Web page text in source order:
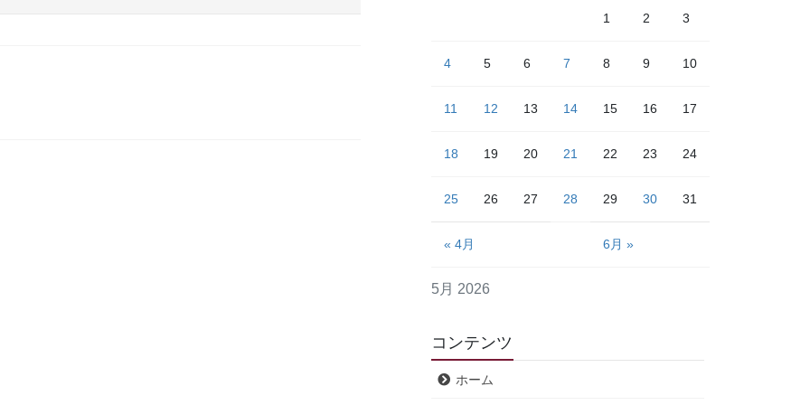
5月 2026
1 2 3
4 5 6 7 8 9 10
11 12 13 14 15 16 17
18 19 20 21 22 23 24
25 26 27 28 29 30 31
« 4月 6月 »
コンテンツ
ホーム